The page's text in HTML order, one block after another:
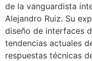
de la vanguardista
Alejandro Ruiz. Su
diseño de interfaces
tendencias actuales
respuestas técnicas